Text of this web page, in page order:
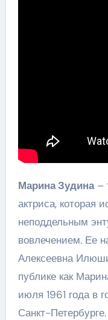
Марина Зудина–
актриса, которая
неподдельным
вовлечением. Ее
Алексеевна
публике как
июля 1961 года в
Санкт-Петербурге.